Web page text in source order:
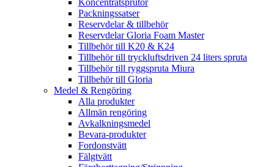
Koncentratsprutor
Packningssatser
Reservdelar & tillbehör
Reservdelar Gloria Foam Master
Tillbehör till K20 & K24
Tillbehör till tryckluftsdriven 24 liters spruta
Tillbehör till ryggspruta Miura
Tillbehör till Gloria
Medel & Rengöring
Alla produkter
Allmän rengöring
Avkalkningsmedel
Bevara-produkter
Fordonstvätt
Fälgtvätt